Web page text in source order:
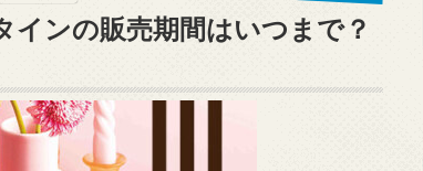
インの販売期間はいつまで？